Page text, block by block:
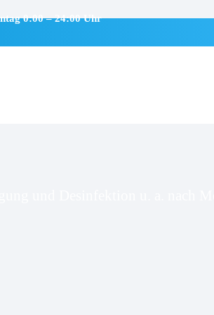
0:00 – 24:00 Uhr
und Desinfektion u. a. nach